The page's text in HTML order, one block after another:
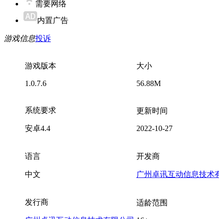
需要网络
内置广告
游戏信息投诉
游戏版本
1.0.7.6
大小
56.88M
系统要求
安卓4.4
更新时间
2022-10-27
语言
中文
开发商
广州卓讯互动信息技术
发行商 适龄范围